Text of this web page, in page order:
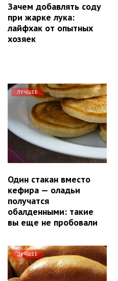
Зачем добавлять соду
при жарке лука:
лайфхак от опытных
хозяек
ЛУЧШЕЕ
Один стакан вместо
кефира — оладьи
получатся
обалденными: такие
вы еще не пробовали
ЛУЧШЕЕ